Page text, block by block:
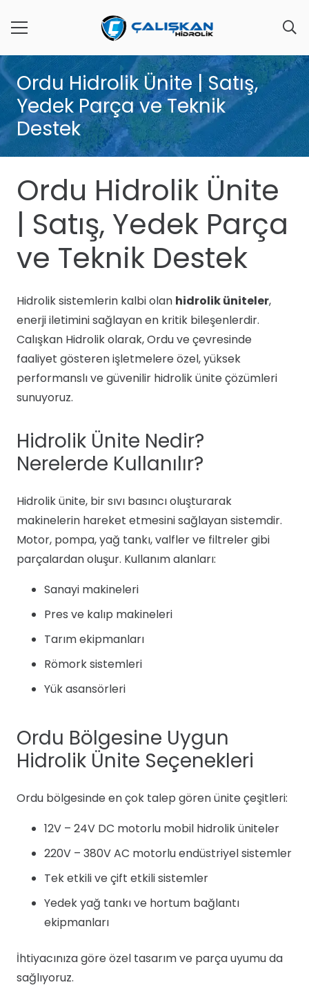
Ordu Hidrolik Ünite | Satış,
Yedek Parça ve Teknik
Destek
Ordu Hidrolik Ünite
| Satış, Yedek Parça
ve Teknik Destek
Hidrolik sistemlerin kalbi olan hidrolik üniteler,
enerji iletimini sağlayan en kritik bileşenlerdir.
Calışkan Hidrolik olarak, Ordu ve çevresinde
faaliyet gösteren işletmelere özel, yüksek
performanslı ve güvenilir hidrolik ünite çözümleri
sunuyoruz.
Hidrolik Ünite Nedir?
Nerelerde Kullanılır?
Hidrolik ünite, bir sıvı basıncı oluşturarak
makinelerin hareket etmesini sağlayan sistemdir.
Motor, pompa, yağ tankı, valfler ve filtreler gibi
parçalardan oluşur. Kullanım alanları:
Sanayi makineleri
Pres ve kalıp makineleri
Tarım ekipmanları
Römork sistemleri
Yük asansörleri
Ordu Bölgesine Uygun
Hidrolik Ünite Seçenekleri
Ordu bölgesinde en çok talep gören ünite çeşitleri:
12V – 24V DC motorlu mobil hidrolik üniteler
220V – 380V AC motorlu endüstriyel sistemler
Tek etkili ve çift etkili sistemler
Yedek yağ tankı ve hortum bağlantı
ekipmanları
İhtiyacınıza göre özel tasarım ve parça uyumu da
sağlıyoruz.